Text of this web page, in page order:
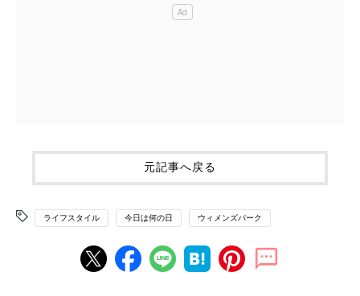
元記事へ戻る
ライフスタイル 今日は何の日 ウィメンズパーク